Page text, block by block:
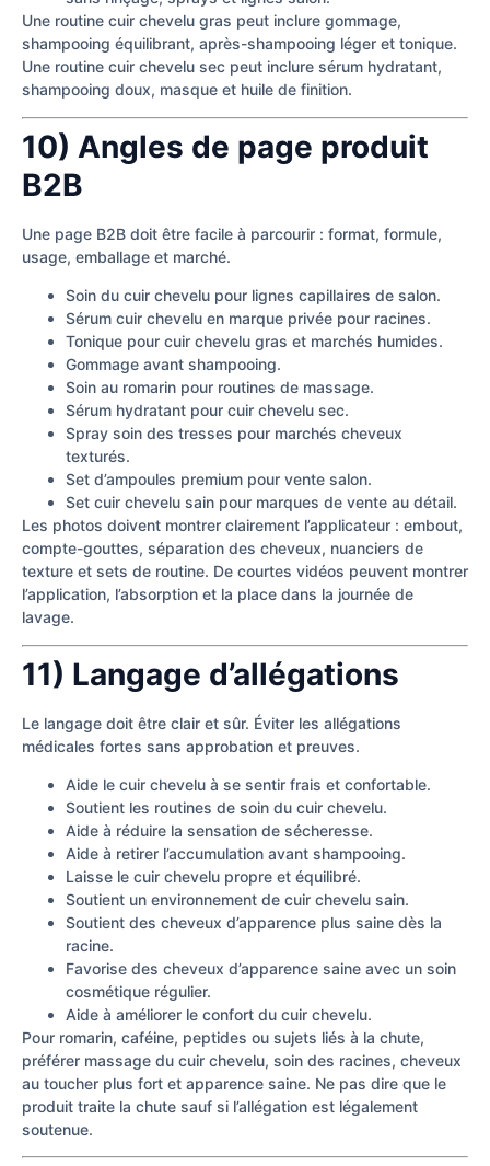
Une routine cuir chevelu gras peut inclure gommage,
shampooing équilibrant, après-shampooing léger et tonique.
Une routine cuir chevelu sec peut inclure sérum hydratant,
shampooing doux, masque et huile de finition.
10) Angles de page produit
B2B
Une page B2B doit être facile à parcourir : format, formule,
usage, emballage et marché.
Soin du cuir chevelu pour lignes capillaires de salon.
Sérum cuir chevelu en marque privée pour racines.
Tonique pour cuir chevelu gras et marchés humides.
Gommage avant shampooing.
Soin au romarin pour routines de massage.
Sérum hydratant pour cuir chevelu sec.
Spray soin des tresses pour marchés cheveux
texturés.
Set d’ampoules premium pour vente salon.
Set cuir chevelu sain pour marques de vente au détail.
Les photos doivent montrer clairement l’applicateur : embout,
compte-gouttes, séparation des cheveux, nuanciers de
texture et sets de routine. De courtes vidéos peuvent montrer
l’application, l’absorption et la place dans la journée de
lavage.
11) Langage d’allégations
Le langage doit être clair et sûr. Éviter les allégations
médicales fortes sans approbation et preuves.
Aide le cuir chevelu à se sentir frais et confortable.
Soutient les routines de soin du cuir chevelu.
Aide à réduire la sensation de sécheresse.
Aide à retirer l’accumulation avant shampooing.
Laisse le cuir chevelu propre et équilibré.
Soutient un environnement de cuir chevelu sain.
Soutient des cheveux d’apparence plus saine dès la
racine.
Favorise des cheveux d’apparence saine avec un soin
cosmétique régulier.
Aide à améliorer le confort du cuir chevelu.
Pour romarin, caféine, peptides ou sujets liés à la chute,
préférer massage du cuir chevelu, soin des racines, cheveux
au toucher plus fort et apparence saine. Ne pas dire que le
produit traite la chute sauf si l’allégation est légalement
soutenue.